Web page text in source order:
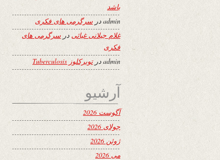
باشد
adminدر سرگرمی های فکری
غلام جیلانی غیاثی در سرگرمی های
فکری
adminدرتوبرکلوز Tuberculosis
آرشیو
آگوست 2026
جولای 2026
ژوئن 2026
می 2026